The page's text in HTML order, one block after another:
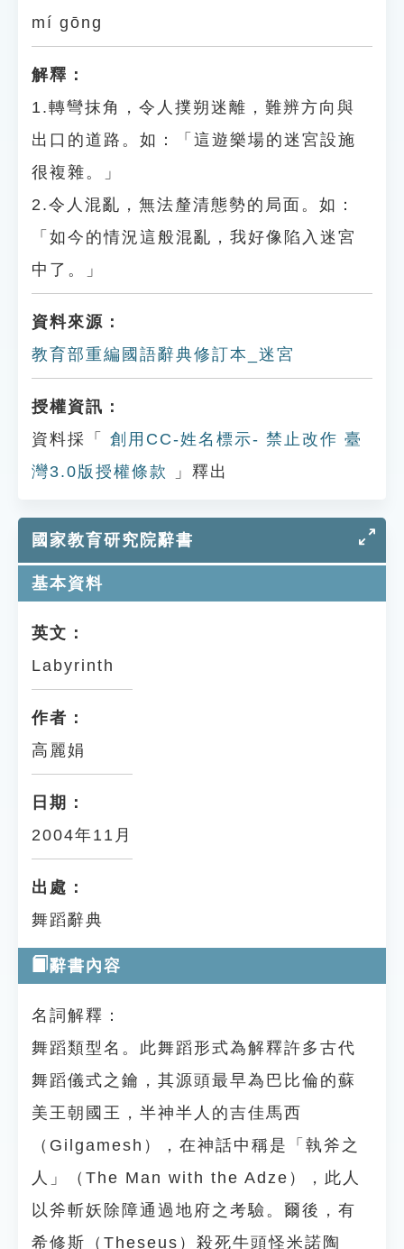
mí gōng
解釋：
1.轉彎抹角，令人撲朔迷離，難辨方向與
出口的道路。如：「這遊樂場的迷宮設施
很複雜。」
2.令人混亂，無法釐清態勢的局面。如：
「如今的情況這般混亂，我好像陷入迷宮
中了。」
資料來源：
教育部重編國語辭典修訂本_迷宮
授權資訊：
資料採「
創用CC-姓名標示- 禁止改作 臺
灣3.0版授權條款
」釋出
國家教育研究院辭書
基本資料
英文：
Labyrinth
作者：
高麗娟
日期：
2004年11月
出處：
舞蹈辭典
辭書內容
名詞解釋：
舞蹈類型名。此舞蹈形式為解釋許多古代
舞蹈儀式之鑰，其源頭最早為巴比倫的蘇
美王朝國王，半神半人的吉佳馬西
（Gilgamesh），在神話中稱是「執斧之
人」（The Man with the Adze），此人
以斧斬妖除障通過地府之考驗。爾後，有
希修斯（Theseus）殺死牛頭怪米諾陶